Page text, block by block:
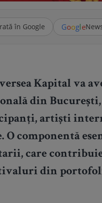
în Google Google
Kapital va
din București,
artiști
O componentă
care contribuie
din